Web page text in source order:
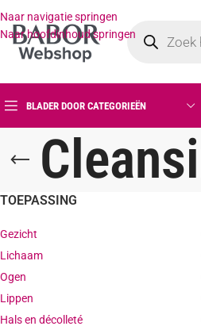
Naar navigatie springen
Naar hoofdinhoud springen
BLADER DOOR CATEGORIEËN
TOEPASSING
Gezicht
Lichaam
Ogen
Lippen
Hals en décolleté